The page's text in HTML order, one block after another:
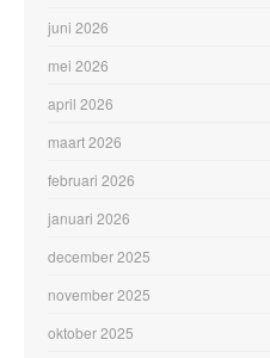
juni 2026
mei 2026
april 2026
maart 2026
februari 2026
januari 2026
december 2025
november 2025
oktober 2025